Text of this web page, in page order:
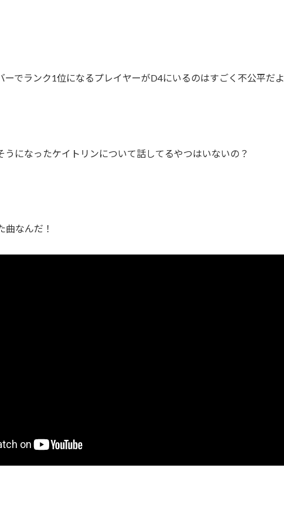
ーでランク1位になるプレイヤーがD4にいるのはすごく不公平だよ
うになったケイトリンについて話してるやつはいないの？
曲なんだ！